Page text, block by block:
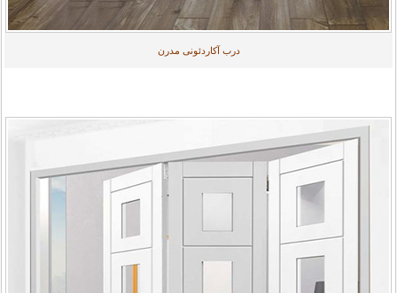
درب آکاردئونی مدرن